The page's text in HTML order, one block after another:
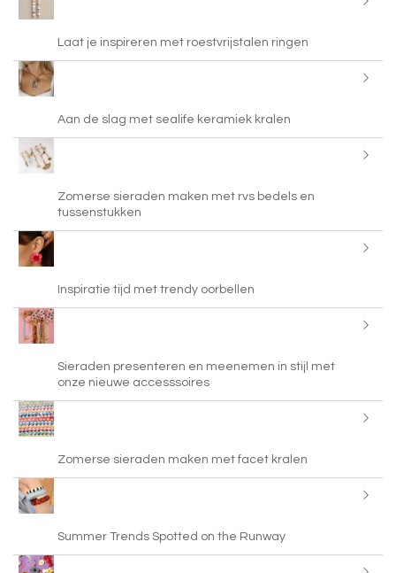
Laat je inspireren met roestvrijstalen ringen
Aan de slag met sealife keramiek kralen
Zomerse sieraden maken met rvs bedels en
tussenstukken
Inspiratie tijd met trendy oorbellen
Sieraden presenteren en meenemen in stijl met
onze nieuwe accesssoires
Zomerse sieraden maken met facet kralen
Summer Trends Spotted on the Runway